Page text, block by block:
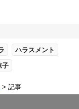
ハラスメント
子
記事